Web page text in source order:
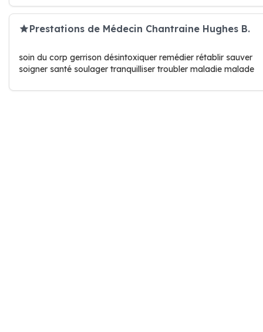
Prestations de Médecin Chantraine Hughes B.
soin du corp gerrison désintoxiquer remédier rétablir sauver
soigner santé soulager tranquilliser troubler maladie malade